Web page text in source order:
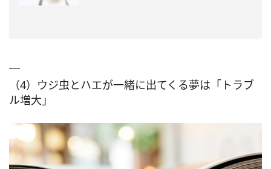
（4）ウジ虫とハエが一緒に出てくる夢は「トラブ
ル増大」